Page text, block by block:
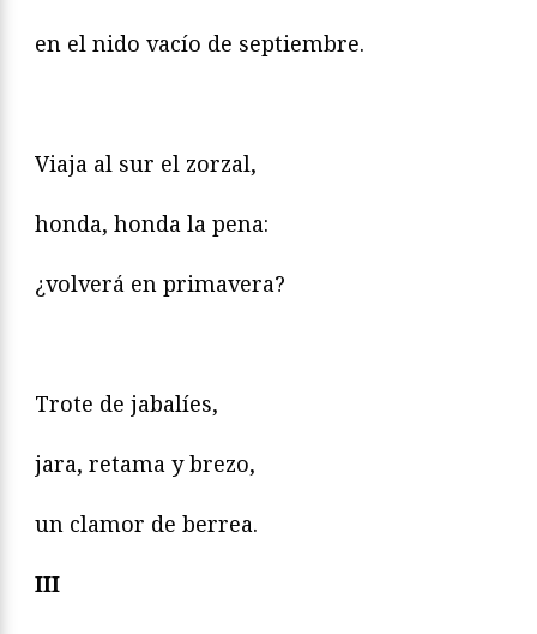
en el nido vacío de septiembre.
Viaja al sur el zorzal,
honda, honda la pena:
¿volverá en primavera?
Trote de jabalíes,
jara, retama y brezo,
un clamor de berrea.
III